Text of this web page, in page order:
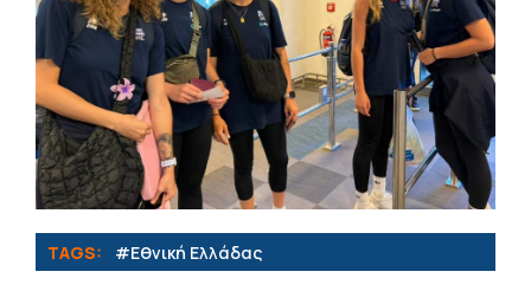
TAGS: #Εθνική Ελλάδας